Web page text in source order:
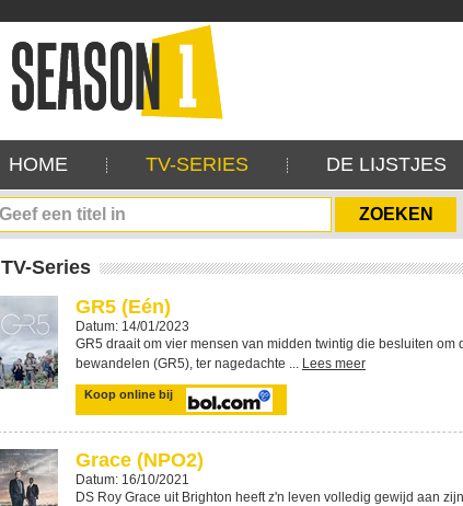
HOME TV-SERIES DE LIJSTJES
TV-Series
GR5 (Eén)
Datum: 14/01/2023
GR5 draait om vier mensen van midden twintig die besluiten om
bewandelen (GR5), ter nagedachte ... Lees meer
Koop online bij
Grace (NPO2)
Datum: 16/10/2021
DS Roy Grace uit Brighton heeft z'n leven volledig gewijd aan